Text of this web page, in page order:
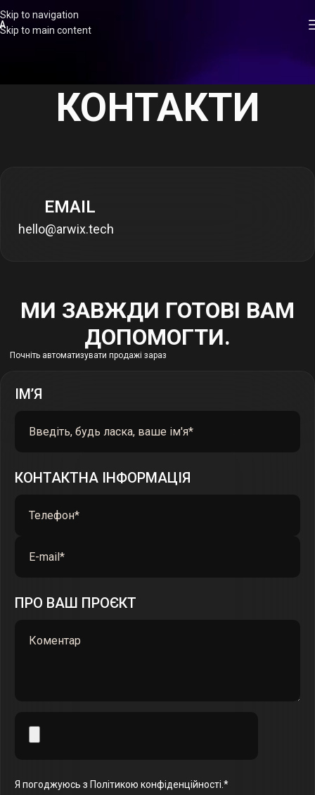
Skip to navigation
Skip to main content
КОНТАКТИ
EMAIL
hello@arwix.tech
МИ ЗАВЖДИ ГОТОВІ ВАМ
ДОПОМОГТИ.
Почніть автоматизувати продажі зараз
ІМ’Я
КОНТАКТНА ІНФОРМАЦІЯ
ПРО ВАШ ПРОЄКТ
Я погоджуюсь з Політикою конфіденційності.*